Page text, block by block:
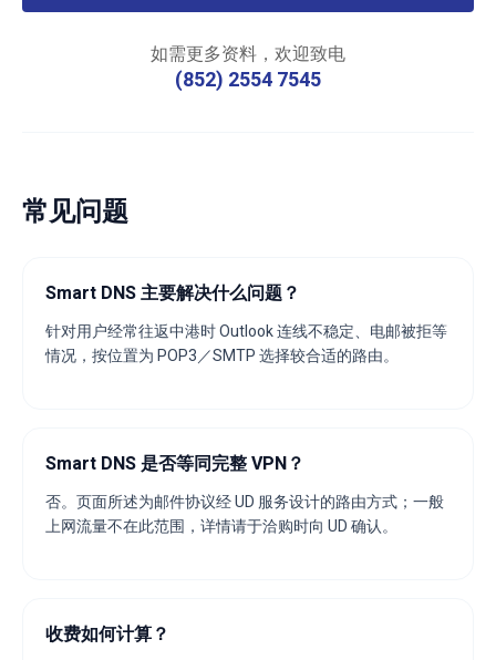
如需更多资料，欢迎致电
(852) 2554 7545
常见问题
Smart DNS 主要解决什么问题？
针对用户经常往返中港时 Outlook 连线不稳定、电邮被拒等
情况，按位置为 POP3／SMTP 选择较合适的路由。
Smart DNS 是否等同完整 VPN？
否。页面所述为邮件协议经 UD 服务设计的路由方式；一般
上网流量不在此范围，详情请于洽购时向 UD 确认。
收费如何计算？